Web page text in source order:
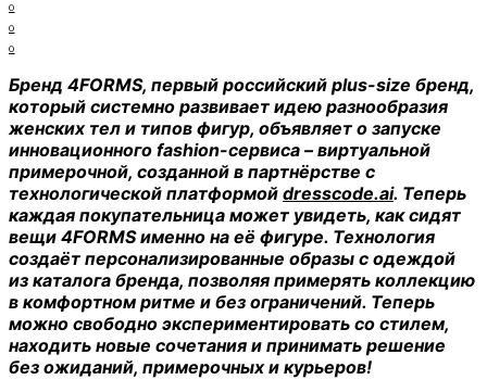
0
0
0
Бренд 4FORMS, первый российский plus-size бренд,
который системно развивает идею разнообразия
женских тел и типов фигур, объявляет о запуске
инновационного fashion-сервиса – виртуальной
примерочной, созданной в партнёрстве с
технологической платформой dresscode.ai. Теперь
каждая покупательница может увидеть, как сидят
вещи 4FORMS именно на её фигуре. Технология
создаёт персонализированные образы с одеждой
из каталога бренда, позволяя примерять коллекцию
в комфортном ритме и без ограничений. Теперь
можно свободно экспериментировать со стилем,
находить новые сочетания и принимать решение
без ожиданий, примерочных и курьеров!